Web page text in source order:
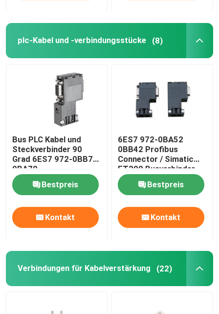
plc-Kabel und -verbindungsstücke (8)
Bus PLC Kabel und
Steckverbinder 90
Grad 6ES7 972-0BB70
0BA70
Bestpreis
Kontakt
6ES7 972-0BA52
0BB42 Profibus
Connector / Simatic
ET200 Busverbinder
Bestpreis
Kontakt
Verbindungen für Kabelverstärkung (22)